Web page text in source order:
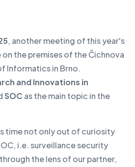
, another meeting of this year's
the premises of the Čichnova
Informatics in Brno.
and Innovations in
SOC as the main topic in the
time not only out of curiosity
i.e. surveillance security
the lens of our partner,